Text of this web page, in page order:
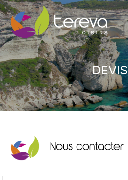
DEVIS
Nous contacter